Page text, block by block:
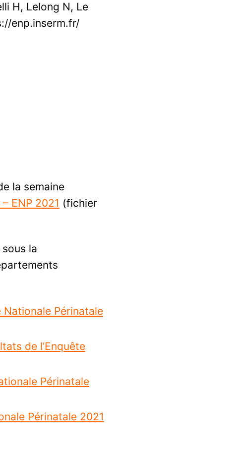
H, Lelong N, Le
enp.inserm.fr/
la semaine
ENP 2021 (fichier
la
Nationale Périnatale
de l’Enquête
Périnatale
Périnatale 2021